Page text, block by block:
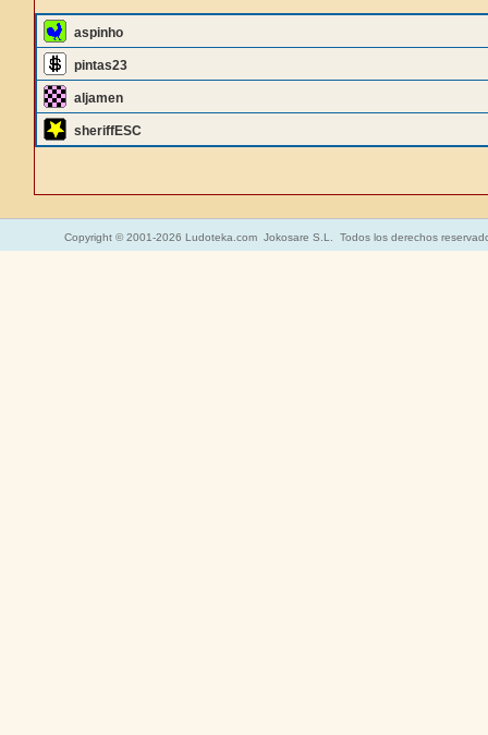
aspinho
pintas23
aljamen
sheriffESC
Copyright © 2001-2026 Ludoteka.com Jokosare S.L. Todos los derechos